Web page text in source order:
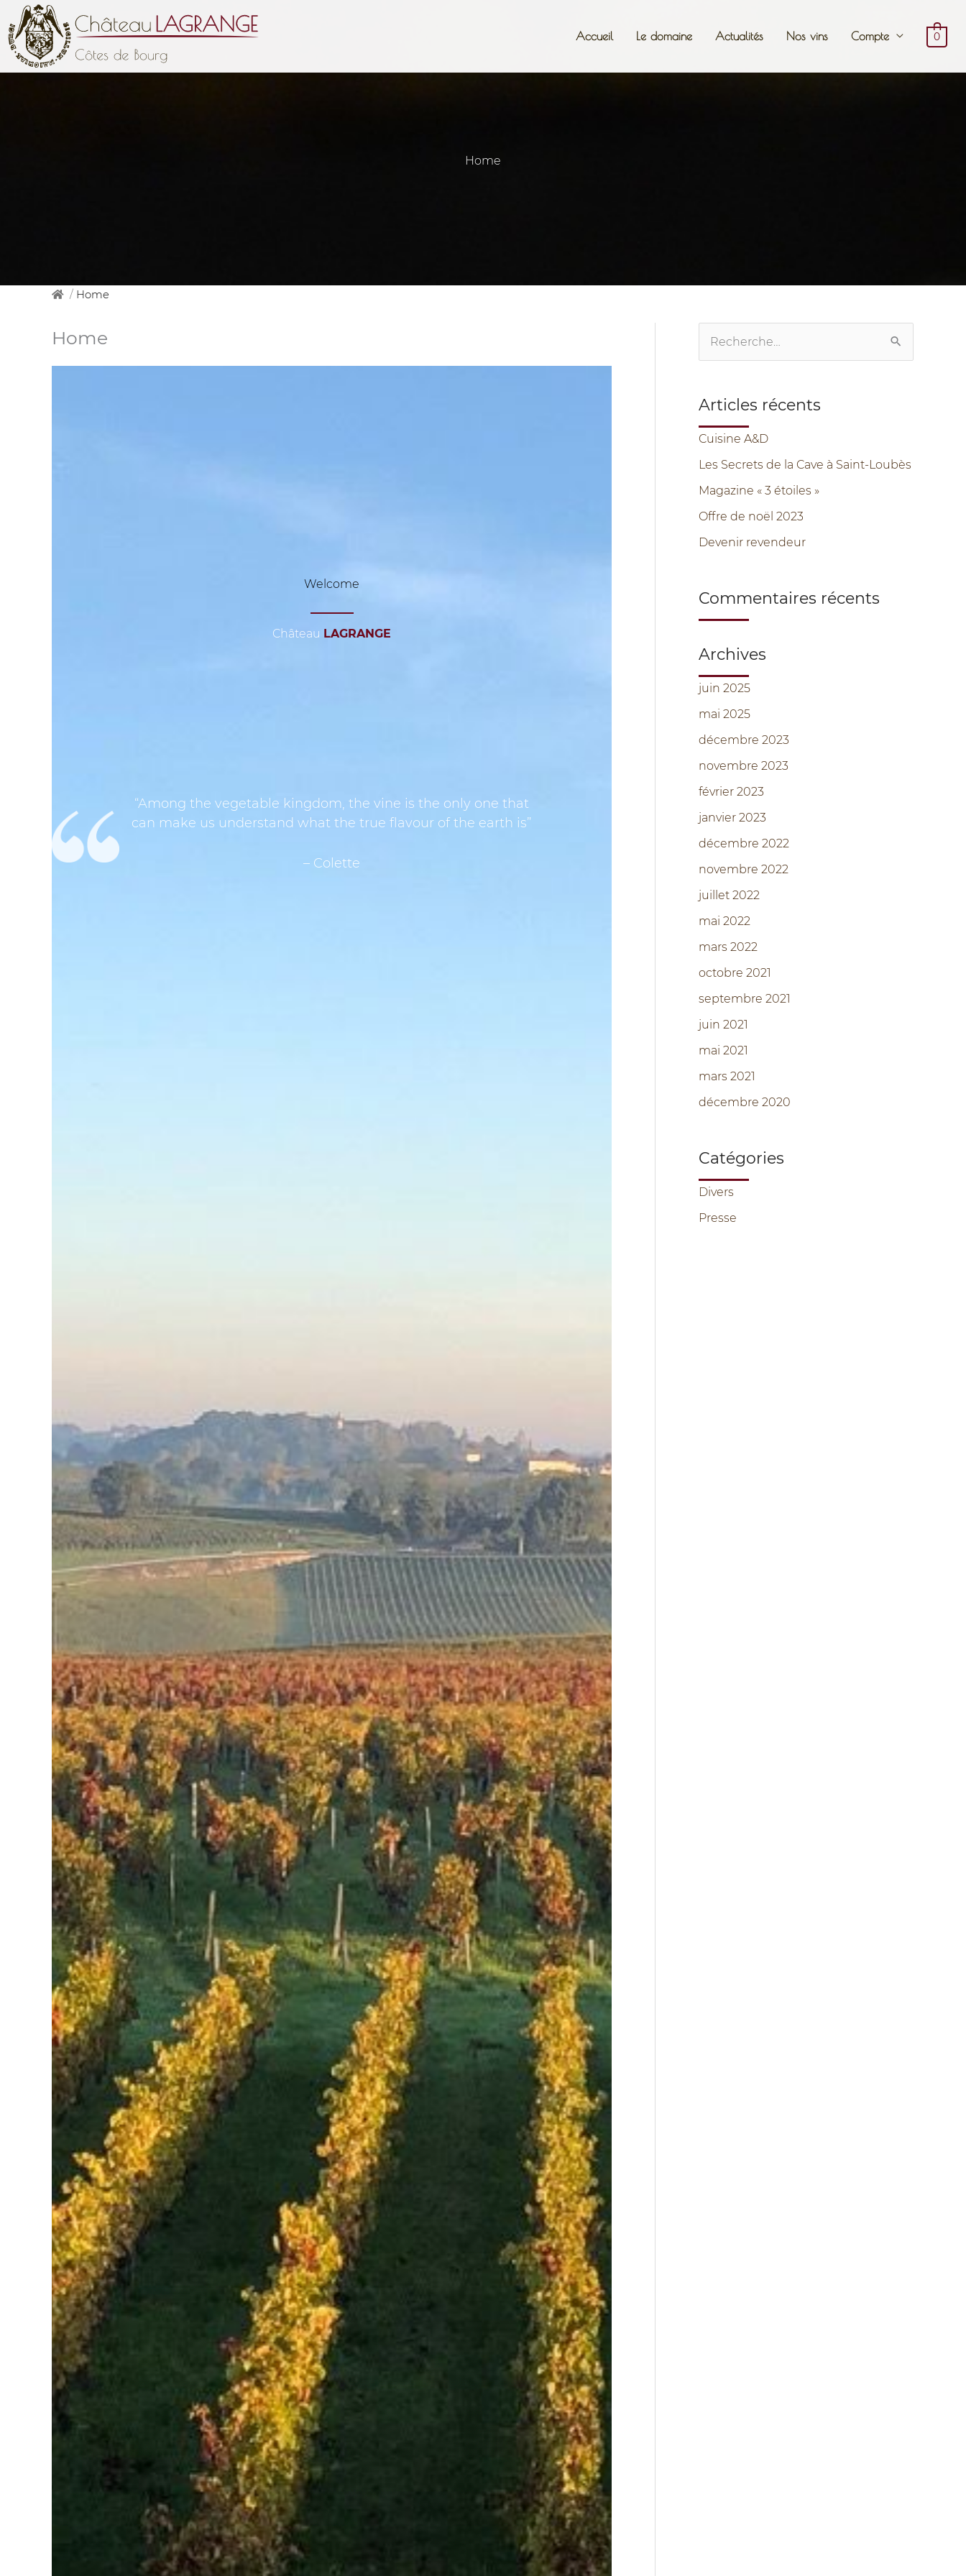
Accueil Le domaine Actualités Nos vins Compte 0
Home
/ Home
Home
Welcome
Château LAGRANGE
“Among the vegetable kingdom, the vine is the only one that
can make us understand what the true flavour of the earth is”
– Colette
h
e
r
c
:
Articles récents
Cuisine A&D
Les Secrets de la Cave à Saint-Loubès
Magazine « 3 étoiles »
Offre de noël 2023
Devenir revendeur
Commentaires récents
Archives
juin 2025
mai 2025
décembre 2023
novembre 2023
février 2023
janvier 2023
décembre 2022
novembre 2022
juillet 2022
mai 2022
mars 2022
octobre 2021
septembre 2021
juin 2021
mai 2021
mars 2021
décembre 2020
Catégories
Divers
Presse